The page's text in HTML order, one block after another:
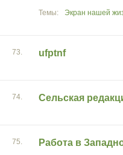
Экран нашей
73. ufptnf
74. Сельская
75. Работа в